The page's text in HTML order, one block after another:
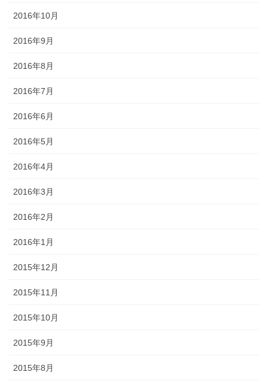
2016年10月
2016年9月
2016年8月
2016年7月
2016年6月
2016年5月
2016年4月
2016年3月
2016年2月
2016年1月
2015年12月
2015年11月
2015年10月
2015年9月
2015年8月